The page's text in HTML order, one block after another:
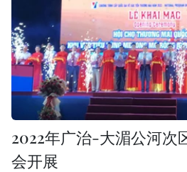
2022年广治-大湄公河次
会开展